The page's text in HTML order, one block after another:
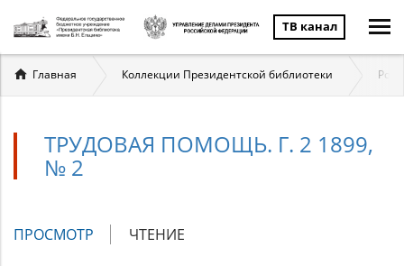
ТВ канал
Вы
здесь
Главная Коллекции Президентской библиотеки
ТРУДОВАЯ ПОМОЩЬ. Г. 2 1899,
№ 2
Главные
ПРОСМОТР (АКТИВНАЯ
ЧТЕНИЕ